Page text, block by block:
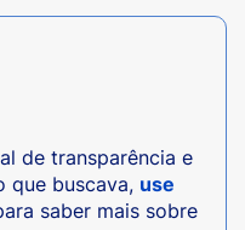
de transparência e
que buscava, use
saber mais sobre